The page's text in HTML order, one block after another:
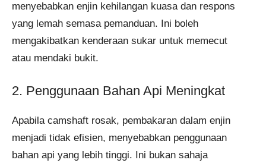
menyebabkan enjin kehilangan kuasa dan respons
yang lemah semasa pemanduan. Ini boleh
mengakibatkan kenderaan sukar untuk memecut
atau mendaki bukit.
2. Penggunaan Bahan Api Meningkat
Apabila camshaft rosak, pembakaran dalam enjin
menjadi tidak efisien, menyebabkan penggunaan
bahan api yang lebih tinggi. Ini bukan sahaja